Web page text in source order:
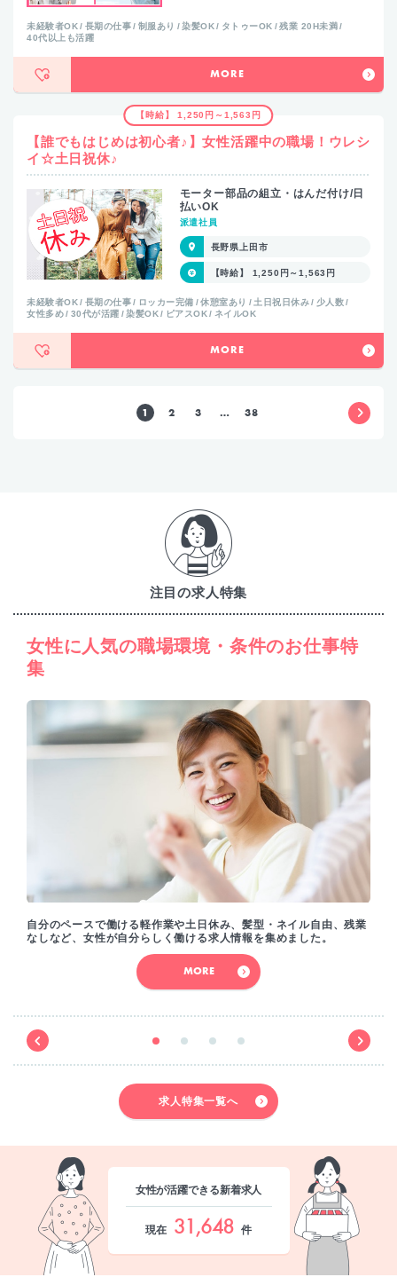
未経験者OK 長期の仕事 制服あり 染髪OK タトゥーOK
残業 20H未満
40代以上も活躍
MORE
【時給】 1,250円～1,563円
【誰でもはじめは初心者♪】女性活躍中の職場！ウレシ
イ☆土日祝休♪
モーター部品の組立・はんだ付け/日
払いOK
派遣社員
長野県上田市
【時給】 1,250円～1,563円
未経験者OK 長期の仕事 ロッカー完備 休憩室あり 土日祝日休み
少人数
女性多め
30代が活躍 染髪OK ピアスOK ネイルOK
MORE
1 2 3 … 38
注目の求人特集
女性に人気の職場環境・条件のお仕事特
集
自分のペースで働ける軽作業や土日休み、髪型・ネイル自由、残業
なしなど、女性が自分らしく働ける求人情報を集めました。
MORE
求人特集一覧へ
女性が活躍できる新着求人
現在 31,648 件